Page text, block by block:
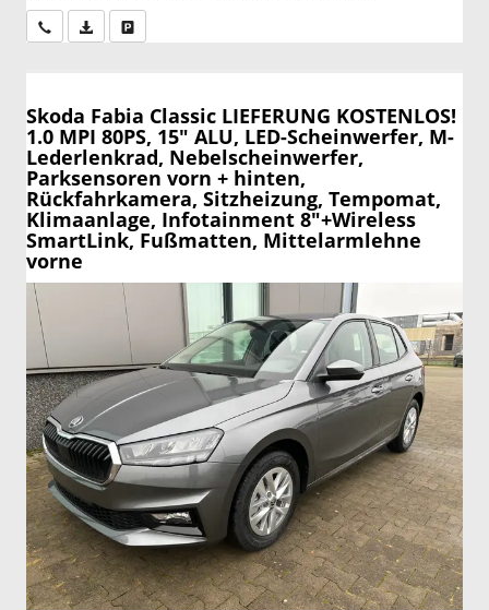
Wir rufen Sie anPDF-Datei, Fahrzeugexposé drucken
Skoda Fabia Classic LIEFERUNG KOSTENLOS!
1.0 MPI 80PS, 15" ALU, LED-Scheinwerfer, M-
Lederlenkrad, Nebelscheinwerfer,
Parksensoren vorn + hinten,
Rückfahrkamera, Sitzheizung, Tempomat,
Klimaanlage, Infotainment 8"+Wireless
SmartLink, Fußmatten, Mittelarmlehne
vorne